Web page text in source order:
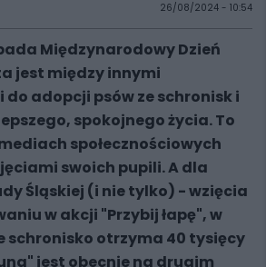
26/08/2024 - 10:54
Międzynarodowy Dzień
jest między innymi
adopcji psów ze schronisk i
spokojnego życia. To
społecznościowych
swoich pupili. A dla
Śląskiej (i nie tylko) - wzięcia
w akcji "Przybij łapę", w
schronisko otrzyma 40 tysięcy
jest obecnie na drugim